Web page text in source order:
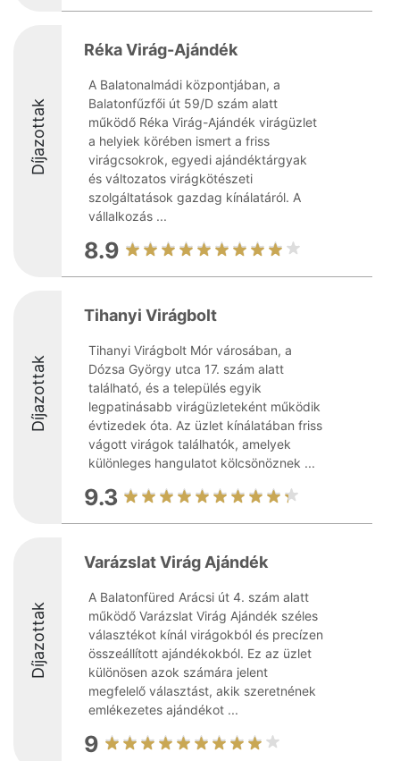
Díjazottak
Réka Virág-Ajándék
A Balatonalmádi központjában, a
Balatonfűzfői út 59/D szám alatt
működő Réka Virág-Ajándék virágüzlet
a helyiek körében ismert a friss
virágcsokrok, egyedi ajándéktárgyak
és változatos virágkötészeti
szolgáltatások gazdag kínálatáról. A
vállalkozás ...
8.9
Díjazottak
Tihanyi Virágbolt
Tihanyi Virágbolt Mór városában, a
Dózsa György utca 17. szám alatt
található, és a település egyik
legpatinásabb virágüzleteként működik
évtizedek óta. Az üzlet kínálatában friss
vágott virágok találhatók, amelyek
különleges hangulatot kölcsönöznek ...
9.3
Díjazottak
Varázslat Virág Ajándék
A Balatonfüred Arácsi út 4. szám alatt
működő Varázslat Virág Ajándék széles
választékot kínál virágokból és precízen
összeállított ajándékokból. Ez az üzlet
különösen azok számára jelent
megfelelő választást, akik szeretnének
emlékezetes ajándékot ...
9